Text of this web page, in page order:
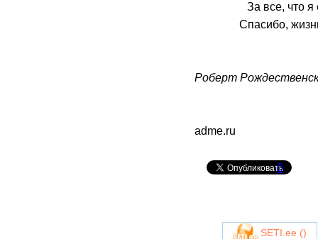
За все, что
Спасибо,
Роберт
adme.ru
0
SETI.ee ()